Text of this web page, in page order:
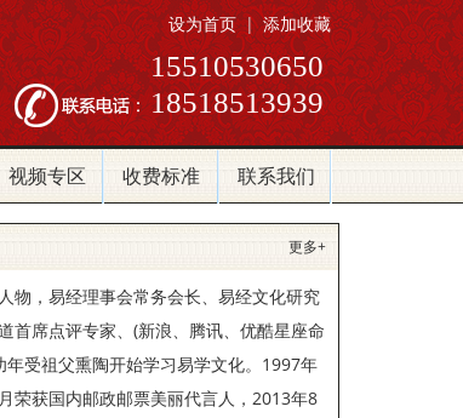
设为首页 | 添加收藏
15510530650
18518513939
视频专区 收费标准 联系我们
更多+
物，易经理事会常务会长、易经文化研究
首席点评专家、(新浪、腾讯、优酷星座命
受祖父熏陶开始学习易学文化。1997年
荣获国内邮政邮票美丽代言人，2013年8